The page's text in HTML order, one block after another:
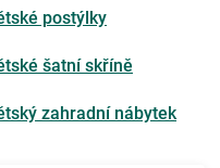
postýlky
šatní skříně
zahradní nábytek